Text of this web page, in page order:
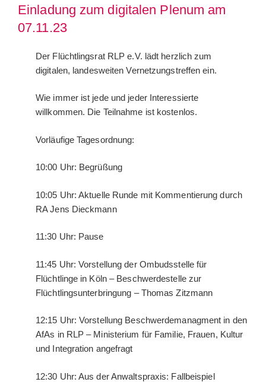
AM
Einladung zum digitalen Plenum am
07.11.23
Der Flüchtlingsrat RLP e.V. lädt herzlich zum
digitalen, landesweiten Vernetzungstreffen ein.
Wie immer ist jede und jeder Interessierte
willkommen. Die Teilnahme ist kostenlos.
Vorläufige Tagesordnung:
10:00 Uhr: Begrüßung
10:05 Uhr: Aktuelle Runde mit Kommentierung durch
RA Jens Dieckmann
11:30 Uhr: Pause
11:45 Uhr: Vorstellung der Ombudsstelle für
Flüchtlinge in Köln – Beschwerdestelle zur
Flüchtlingsunterbringung – Thomas Zitzmann
12:15 Uhr: Vorstellung Beschwerdemanagment in den
AfAs in RLP – Ministerium für Familie, Frauen, Kultur
und Integration angefragt
12:30 Uhr: Aus der Anwaltspraxis: Fallbeispiel